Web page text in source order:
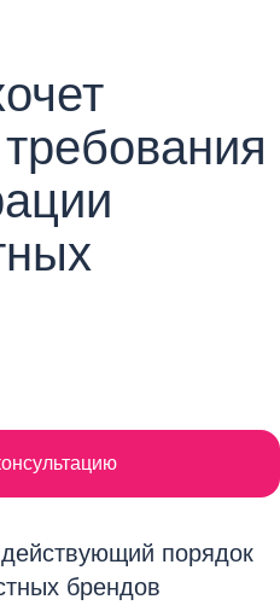
действующий порядок
брендов